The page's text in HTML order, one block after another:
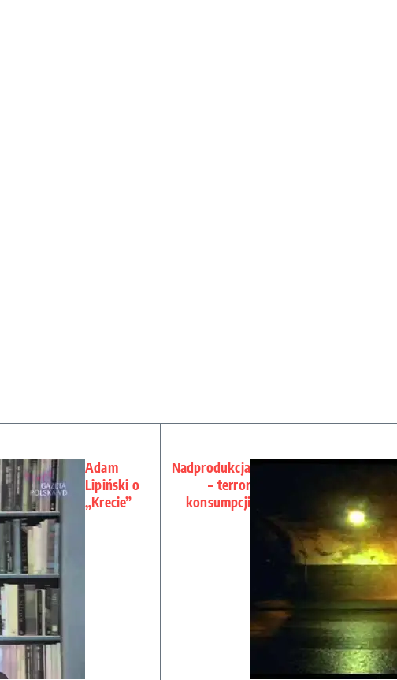
Adam
Lipiński o
„Krecie”
Nadprodukcja
– terror
konsumpcji